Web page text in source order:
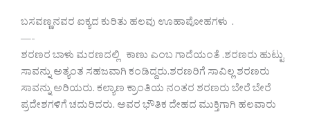
ಬಸವಣ್ಣನವರ ಐಕ್ಯದ ಕುರಿತು ಹಲವು ಊಹಾಪೋಹಗಳು .
—-
ಶರಣರ ಬಾಳು ಮರಣದಲ್ಲಿ ಕಾಣು ಎಂಬ ಗಾದೆಯಂತೆ .ಶರಣರು ಹುಟ್ಟು
ಸಾವನ್ನು ಅತ್ಯಂತ ಸಹಜವಾಗಿ ಕಂಡಿದ್ದರು.ಶರಣರಿಗೆ ಸಾವಿಲ್ಲ ಶರಣರು
ಸಾವನ್ನು ಅರಿಯರು. ಕಲ್ಯಾಣ ಕ್ರಾಂತಿಯ ನಂತರ ಶರಣರು ಬೇರೆ ಬೇರೆ
ಪ್ರದೇಶಗಳಿಗೆ ಚದುರಿದರು. ಅವರ ಭೌತಿಕ ದೇಹದ ಮುಕ್ತಿಗಾಗಿ ಹಲವಾರು